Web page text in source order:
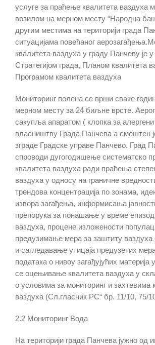
услуге за праћење квалитета ваздуха
возилом на мерном месту “Народна
другим местима на територији града
ситуацијама повећаног аерозагађења.
квалитета ваздуха у граду Панчеву је
Стратегијом града, Планом квалитета
Програмом квалитета ваздуха
Мониторинг полена се врши сваке
мерном месту за 24 биљне врсте.
сакупља апаратом ( клопка за алергени
власништву Града Панчева а смештен
зграде Градске управе Панчево. Град
спроводи дугогодишење систематско
квалитета ваздуха ради праћења
ваздуха у односу на граничне
трендова концентрација по зонама,
извора загађења, информисања
препорука за понашање у време
ваздуха, процене изложености
предузимање мера за заштиту ваздуха
и сагледавање утицаја предузетих
података о нивоу загађујућих
се оцењивање квалитета ваздуха у
о условима за мониторинг и захтевима
ваздуха (Сл.гласник РС“ бр. 11/10, 75/
2.2 Мониторинг Вода
На територији града Панчева јужно од